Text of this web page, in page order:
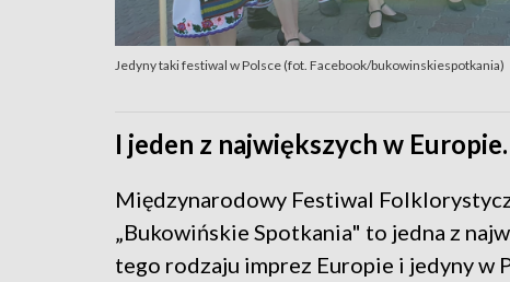
Jedyny taki festiwal w Polsce (fot. Facebook/bukowinskiespotkania)
I jeden z największych w
Międzynarodowy Festiwal
„ Bukowińskie Spotkania" to jedna z
tego rodzaju imprez Europie i jedyny w